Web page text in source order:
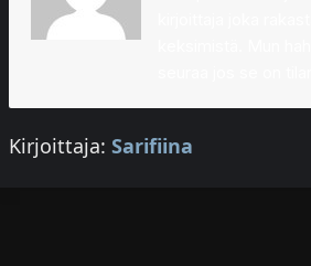
Kirjoittaja: Sarifiina